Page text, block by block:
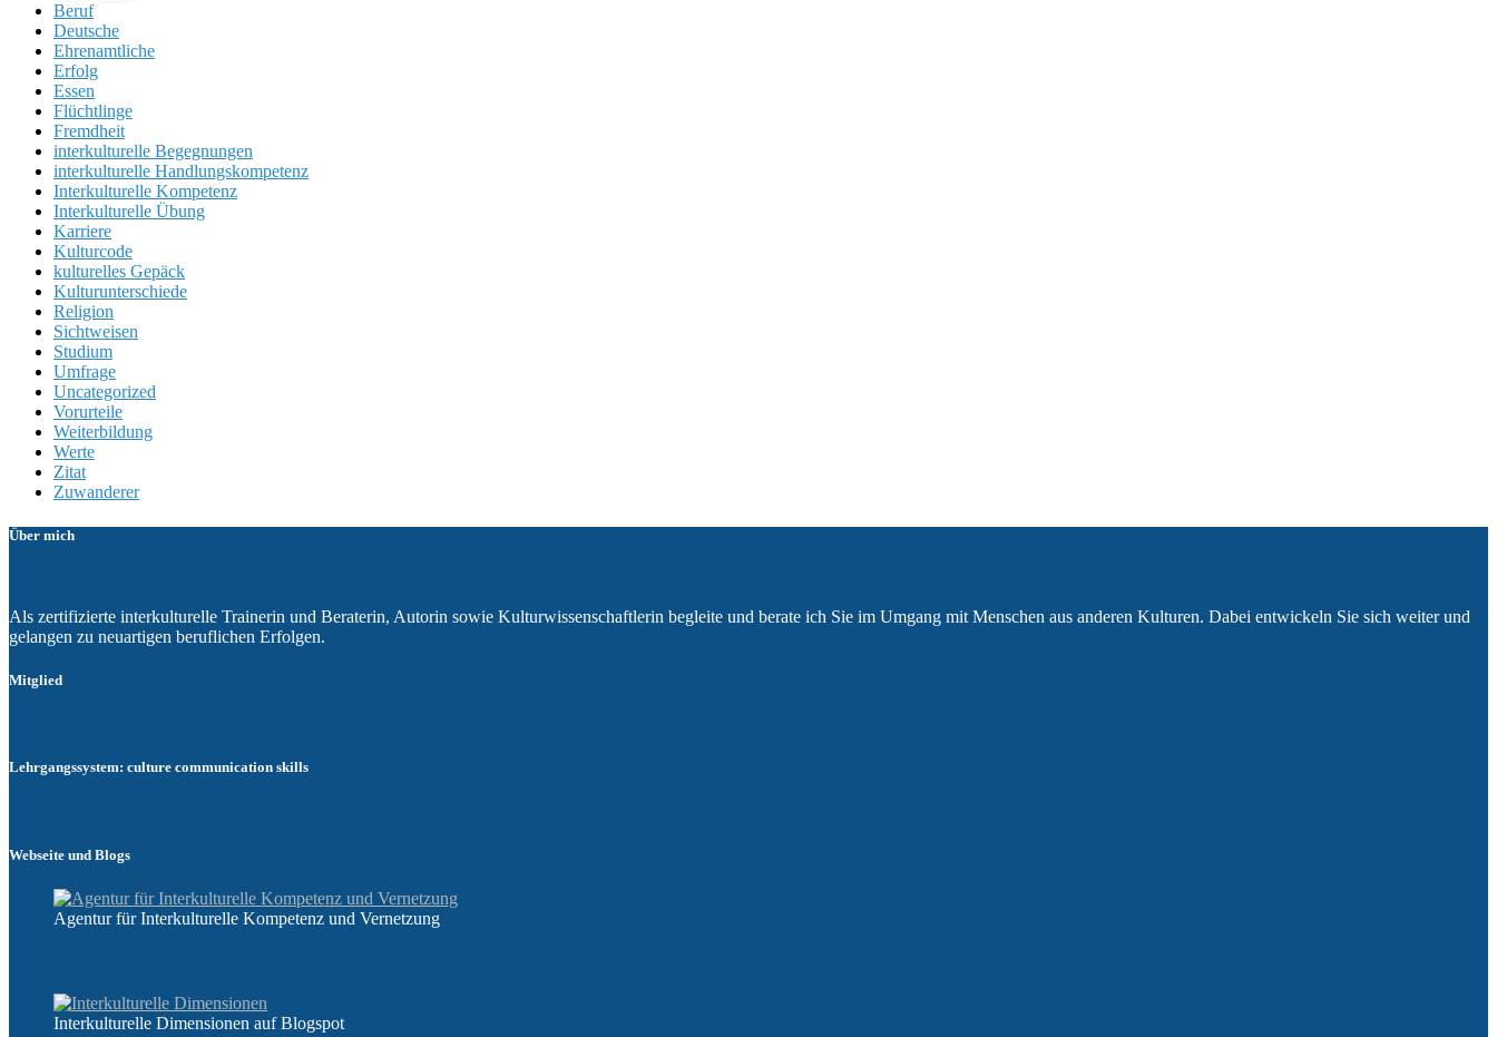
Beruf
Deutsche
Ehrenamtliche
Erfolg
Essen
Flüchtlinge
Fremdheit
interkulturelle Begegnungen
interkulturelle Handlungskompetenz
Interkulturelle Kompetenz
Interkulturelle Übung
Karriere
Kulturcode
kulturelles Gepäck
Kulturunterschiede
Religion
Sichtweisen
Studium
Umfrage
Uncategorized
Vorurteile
Weiterbildung
Werte
Zitat
Zuwanderer
Über mich
Als zertifizierte interkulturelle Trainerin und Beraterin, Autorin sowie Kulturwissenschaftlerin begleite und berate ich Sie im Umgang mit Menschen aus anderen Kulturen. Dabei entwickeln Sie sich weiter und
gelangen zu neuartigen beruflichen Erfolgen.
Mitglied
Lehrgangssystem: culture communication skills
Webseite und Blogs
Agentur für Interkulturelle Kompetenz und Vernetzung
Interkulturelle Dimensionen auf Blogspot